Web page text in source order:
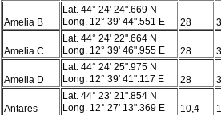
Amelia B
Lat. 44° 24' 24".669 N
Long. 12° 39' 44".551 E
28
Amelia C
Lat. 44° 24' 22".664 N
Long. 12° 39' 46".955 E
28
Amelia D
Lat. 44° 24' 25".975 N
Long. 12° 39' 41".117 E
28
Antares
Lat. 44° 23' 21".854 N
Long. 12° 27' 13".369 E
10,4